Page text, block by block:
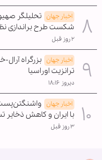
اخبار جهان تحلیلگر
شکست طرح براندازی
۲ روز قبل
اخبار جهان بزرگراه
ترانزیت اوراسیا
دیروز ۱۸:۱۶
اخبار جهان
با ایران و کاهش
۳ روز قبل